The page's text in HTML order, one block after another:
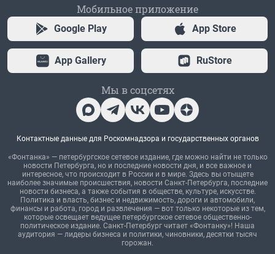
Мобильное приложение
Google Play App Store
App Gallery RuStore
Мы в соцсетях
Контактные данные для Роскомнадзора и государственных органов
«Фонтанка» — петербургское сетевое издание, где можно найти не только
новости Петербурга, но и последние новости дня, и все важное и
интересное, что происходит в России и в мире. Здесь вы отыщете
наиболее значимые происшествия, новости Санкт-Петербурга, последние
новости бизнеса, а также события в обществе, культуре, искусстве.
Политика и власть, бизнес и недвижимость, дороги и автомобили,
финансы и работа, город и развлечения — вот только некоторые из тем,
которые освещает ведущее петербургское сетевое общественно-
политическое издание. Санкт-Петербург читает «Фонтанку»! Наша
аудитория — лидеры бизнеса и политики, чиновники, десятки тысяч
горожан.